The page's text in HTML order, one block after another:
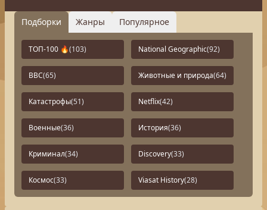
Подборки Жанры Популярное
ТОП-100 🔥(103) National Geographic(92)
BBC(65) Животные и природа(64)
Катастрофы(51) Netflix(42)
Военные(36) История(36)
Криминал(34) Discovery(33)
Космос(33) Viasat History(28)